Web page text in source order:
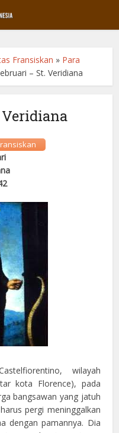
Fransiskan » Para
– St. Veridiana
wilayah
kota Florence), pada
bangsawan yang jatuh
pergi meninggalkan
dengan pamannya. Dia